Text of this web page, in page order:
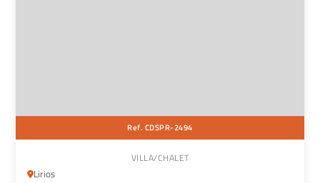
Ref. CDSPR-2494
VILLA/CHALET
Lirios